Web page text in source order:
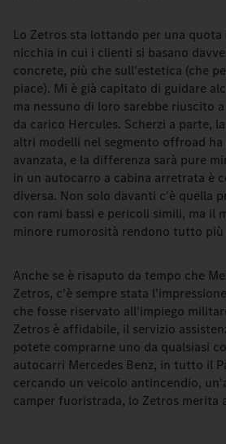
Lo Zetros sta lottando per una
nicchia in cui i clienti si basano
concrete, più che sull'estetica (che
piace). Mi è già capitato di guidare
ma nessuno di loro sarebbe riuscito
da carico Hercules. Scherzi a parte,
altri modelli nel segmento offroad ha
avanzata, e la differenza sarà pure
in un autocarro a cabina arretrata è
diversa. Non solo davanti c'è quella
con rami bassi e pericoli simili, ma il
minore rumorosità rendono tutto
Anche se è risaputo da tempo che
Zetros, c'è sempre stata
che fosse riservato all'impiego
Zetros è affidabile, il servizio
potete comprarne uno da qualsiasi
autocarri Mercedes Benz, in tutto il
cercando un veicolo antincendio,
camper fuoristrada, lo Zetros merita